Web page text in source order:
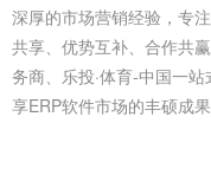
深厚的市场营销经验，专
共享、优势互补、合作共
务商、乐投·体育-中国一
享ERP软件市场的丰硕成